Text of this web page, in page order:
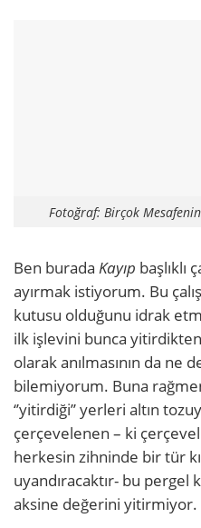
Fotoğraf: Birçok
Ben burada Kayıp başlıklı
ayırmak istiyorum. Bu
kutusu olduğunu idrak
ilk işlevini bunca
olarak anılmasının da ne
bilemiyorum. Buna
‘’yitirdiği’’ yerleri altın
çerçevelenen – ki
herkesin zihninde bir tür
uyandıracaktır- bu pergel
aksine değerini yitirmiyor.